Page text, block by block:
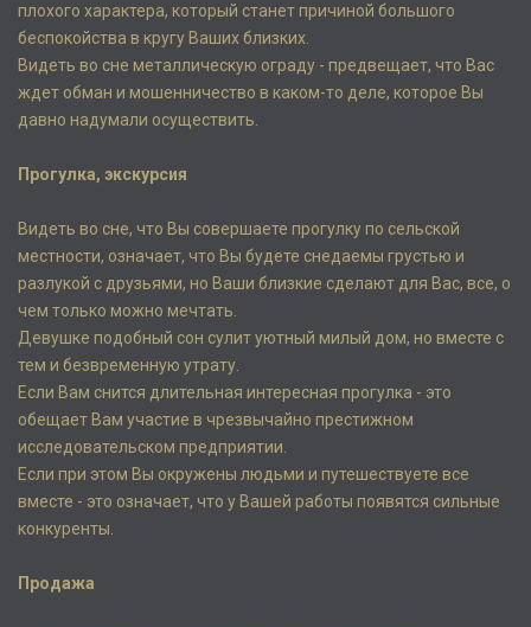
плохого характера, который станет причиной большого
беспокойства в кругу Ваших близких.
Видеть во сне металлическую ограду - предвещает, что Вас
ждет обман и мошенничество в каком-то деле, которое Вы
давно надумали осуществить.
Прогулка, экскурсия
Видеть во сне, что Вы совершаете прогулку по сельской
местности, означает, что Вы будете снедаемы грустью и
разлукой с друзьями, но Ваши близкие сделают для Вас, все, о
чем только можно мечтать.
Девушке подобный сон сулит уютный милый дом, но вместе с
тем и безвременную утрату.
Если Вам снится длительная интересная прогулка - это
обещает Вам участие в чрезвычайно престижном
исследовательском предприятии.
Если при этом Вы окружены людьми и путешествуете все
вместе - это означает, что у Вашей работы появятся сильные
конкуренты.
Продажа